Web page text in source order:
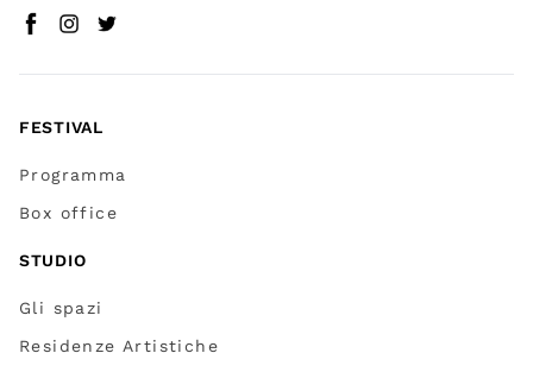
Facebook(
Instagram
Twitter
FESTIVAL
Programma
Box office
STUDIO
Gli spazi
Residenze Artistiche